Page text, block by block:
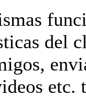
del
etc.